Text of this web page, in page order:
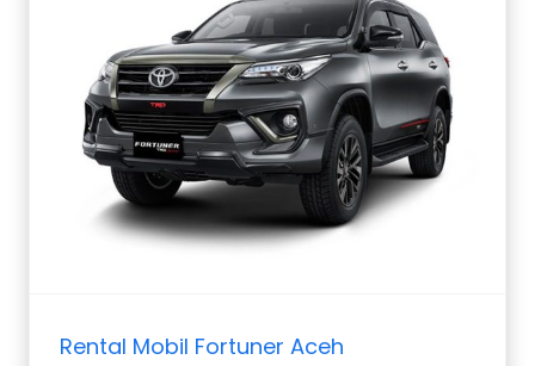
Rental Mobil Fortuner Aceh